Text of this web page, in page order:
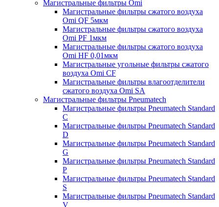
Магистральные фильтры Omi
Магистральные фильтры сжатого воздуха
Omi QF 5мкм
Магистральные фильтры сжатого воздуха
Omi PF 1мкм
Магистральные фильтры сжатого воздуха
Omi HF 0,01мкм
Магистральные угольные фильтры сжатого
воздуха Omi CF
Магистральные фильтры влагоотделители
сжатого воздуха Omi SA
Магистральные фильтры Pneumatech
Магистральные фильтры Pneumatech Standard
C
Магистральные фильтры Pneumatech Standard
D
Магистральные фильтры Pneumatech Standard
G
Магистральные фильтры Pneumatech Standard
P
Магистральные фильтры Pneumatech Standard
S
Магистральные фильтры Pneumatech Standard
V